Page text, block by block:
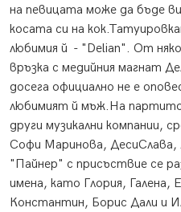
на певицата може да бъде
косата си на
любимия й - "Delian". От
връзка с медийния магнат
досега официално не е
любимият й мъж.На
други музикални компании,
Софи Маринова,
"Пайнер" с присъствие се
имена, като Глория,
Константин, Борис Дали и